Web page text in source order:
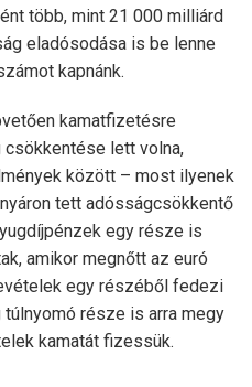
több, mint 21 000 milliárd
eladósodása is be lenne
kapnánk.
kamatfizetésre
lett volna,
között – most ilyenek
tett adósságcsökkentő
egy része is
amikor megnőtt az euró
egy részéből fedezi
túlnyomó része is arra megy
kamatát fizessük.